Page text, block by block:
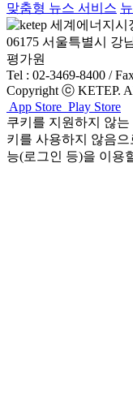
맞춤형 뉴스 서비스
06175 서울특별시 강
평가원
Tel : 02-3469-8400 /
Copyright ⓒ KETEP.
App Store Play Store
쿠키를 지원하지 않
키를 사용하지 않음으
능(로그인 등)을 이용